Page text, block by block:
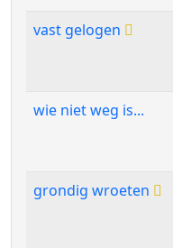
vast gelogen
wie niet weg is...
grondig wroeten